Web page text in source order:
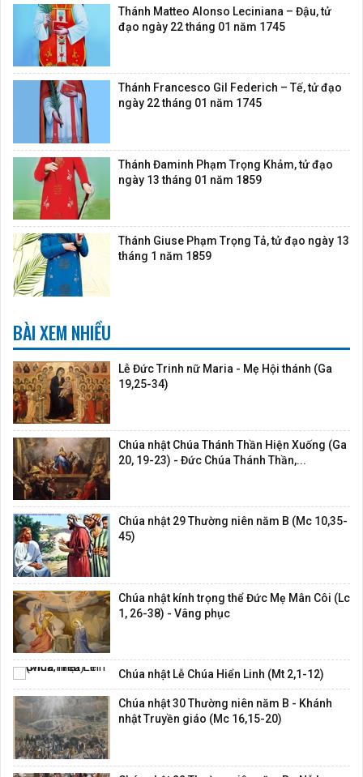
Thánh Matteo Alonso Leciniana – Đậu, tử
đạo ngày 22 tháng 01 năm 1745
Thánh Francesco Gil Federich – Tế, tử đạo
ngày 22 tháng 01 năm 1745
Thánh Đaminh Phạm Trọng Khảm, tử đạo
ngày 13 tháng 01 năm 1859
Thánh Giuse Phạm Trọng Tả, tử đạo ngày 13
tháng 1 năm 1859
BÀI XEM NHIỀU
Lễ Đức Trinh nữ Maria - Mẹ Hội thánh (Ga
19,25-34)
Chúa nhật Chúa Thánh Thần Hiện Xuống (Ga
20, 19-23) - Đức Chúa Thánh Thần,...
Chúa nhật 29 Thường niên năm B (Mc 10,35-
45)
Chúa nhật kính trọng thể Đức Mẹ Mân Côi (Lc
1, 26-38) - Vâng phục
Chúa nhật Lễ Chúa Hiển Linh (Mt 2,1-12)
Chúa nhật 30 Thường niên năm B - Khánh
nhật Truyền giáo (Mc 16,15-20)